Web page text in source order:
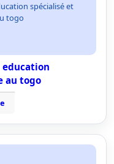
spécialisé et
togo
au togo